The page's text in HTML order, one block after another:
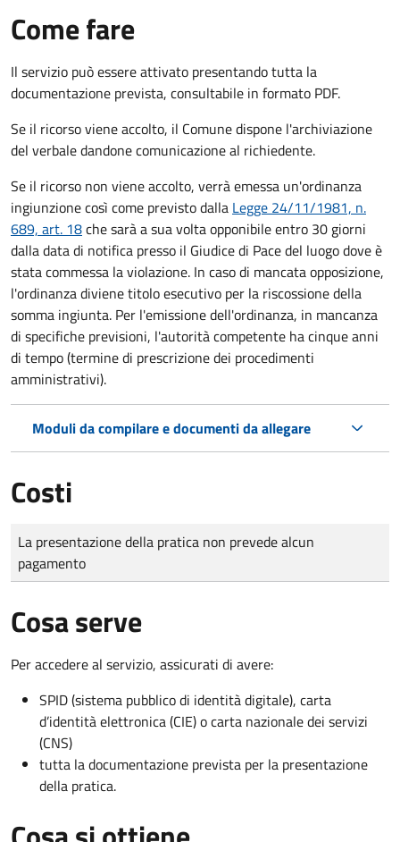
Come fare
Il servizio può essere attivato presentando tutta la
documentazione prevista, consultabile in formato PDF.
Se il ricorso viene accolto, il Comune dispone l'archiviazione
del verbale dandone comunicazione al richiedente.
Se il ricorso non viene accolto, verrà emessa un'ordinanza
ingiunzione così come previsto dalla Legge 24/11/1981, n.
689, art. 18che sarà a sua volta opponibile entro 30 giorni
dalla data di notifica presso il Giudice di Pace del luogo dove è
stata commessa la violazione. In caso di mancata opposizione,
l'ordinanza diviene titolo esecutivo per la riscossione della
somma ingiunta. Per l'emissione dell'ordinanza, in mancanza
di specifiche previsioni, l'autorità competente ha cinque anni
di tempo (termine di prescrizione dei procedimenti
amministrativi).
Moduli da compilare e documenti da allegare
Costi
Tipo di pagamento
Importo
La presentazione della pratica non prevede alcun
pagamento
Cosa serve
Per accedere al servizio, assicurati di avere:
SPID (sistema pubblico di identità digitale), carta
d’identità elettronica (CIE) o carta nazionale dei servizi
(CNS)
tutta la documentazione prevista per la presentazione
della pratica.